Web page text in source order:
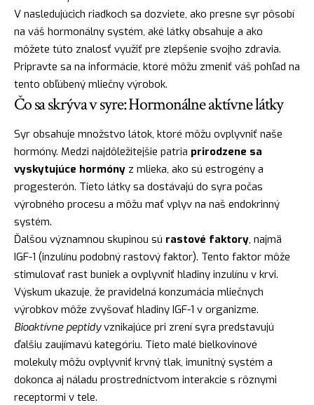
V nasledujúcich riadkoch sa dozviete, ako presne syr pôsobí
na váš hormonálny systém, aké látky obsahuje a ako
môžete túto znalosť využiť pre zlepšenie svojho zdravia.
Pripravte sa na informácie, ktoré môžu zmeniť váš pohľad na
tento obľúbený mliečny výrobok.
Čo sa skrýva v syre: Hormonálne aktívne látky
Syr obsahuje množstvo látok, ktoré môžu ovplyvniť naše
hormóny. Medzi najdôležitejšie patria prirodzene sa
vyskytujúce hormóny z mlieka, ako sú estrogény a
progesterón. Tieto látky sa dostávajú do syra počas
výrobného procesu a môžu mať vplyv na naš endokrinný
systém.
Ďalšou významnou skupinou sú rastové faktory, najmä
IGF-1 (inzulínu podobný rastový faktor). Tento faktor môže
stimulovať rast buniek a ovplyvniť hladiny inzulínu v krvi.
Výskum ukazuje, že pravidelná konzumácia mliečnych
výrobkov môže zvyšovať hladiny IGF-1 v organizme.
Bioaktívne peptidyvznikajúce pri zrení syra predstavujú
ďalšiu zaujímavú kategóriu. Tieto malé bielkovinové
molekuly môžu ovplyvniť krvný tlak, imunitný systém a
dokonca aj náladu prostredníctvom interakcie s rôznymi
receptormi v tele.